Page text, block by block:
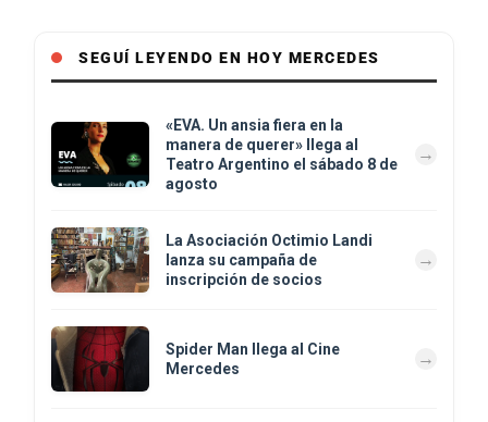
SEGUÍ LEYENDO EN HOY MERCEDES
«EVA. Un ansia fiera en la
manera de querer» llega al
Teatro Argentino el sábado 8 de
agosto
La Asociación Octimio Landi
lanza su campaña de
inscripción de socios
Spider Man llega al Cine
Mercedes